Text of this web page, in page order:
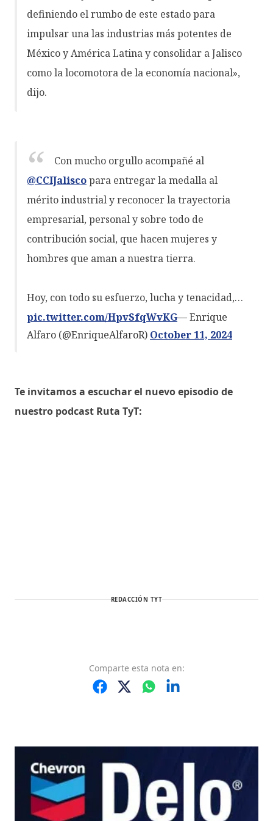
definiendo el rumbo de este estado para
impulsar una las industrias más potentes de
México y América Latina y consolidar a Jalisco
como la locomotora de la economía nacional»,
dijo.
Con mucho orgullo acompañé al
@CCIJaliscopara entregar la medalla al
mérito industrial y reconocer la trayectoria
empresarial, personal y sobre todo de
contribución social, que hacen mujeres y
hombres que aman a nuestra tierra.
Hoy, con todo su esfuerzo, lucha y tenacidad,…
pic.twitter.com/HpvSfqWvKG— Enrique
Alfaro (@EnriqueAlfaroR) October 11, 2024
Te invitamos a escuchar el nuevo episodio de
nuestro podcast Ruta TyT:
REDACCIÓN TYT
Comparte esta nota en: